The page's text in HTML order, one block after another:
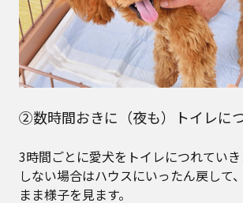
②数時間おきに（夜も）トイレに
3時間ごとに愛犬をトイレにつれてい
しない場合はハウスにいったん戻して
まま様子を見ます。